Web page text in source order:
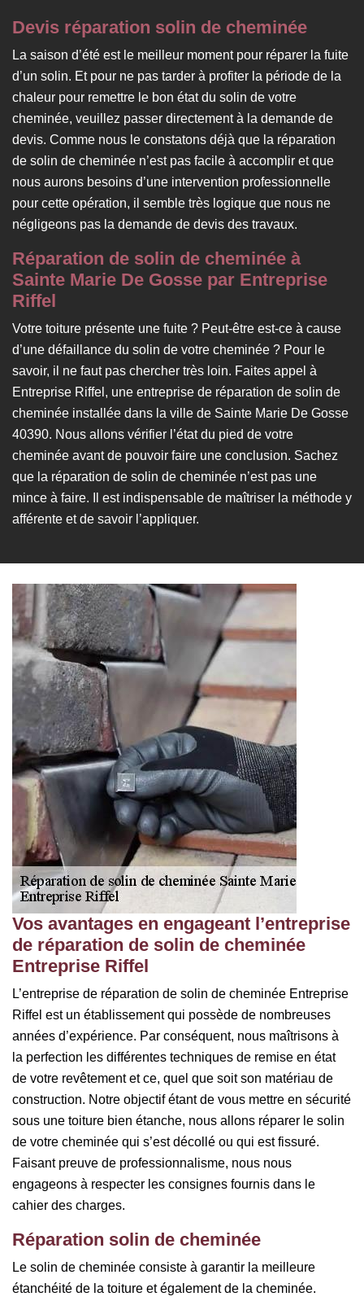
Devis réparation solin de cheminée
La saison d’été est le meilleur moment pour réparer la fuite
d’un solin. Et pour ne pas tarder à profiter la période de la
chaleur pour remettre le bon état du solin de votre
cheminée, veuillez passer directement à la demande de
devis. Comme nous le constatons déjà que la réparation
de solin de cheminée n’est pas facile à accomplir et que
nous aurons besoins d’une intervention professionnelle
pour cette opération, il semble très logique que nous ne
négligeons pas la demande de devis des travaux.
Réparation de solin de cheminée à
Sainte Marie De Gosse par Entreprise
Riffel
Votre toiture présente une fuite ? Peut-être est-ce à cause
d’une défaillance du solin de votre cheminée ? Pour le
savoir, il ne faut pas chercher très loin. Faites appel à
Entreprise Riffel, une entreprise de réparation de solin de
cheminée installée dans la ville de Sainte Marie De Gosse
40390. Nous allons vérifier l’état du pied de votre
cheminée avant de pouvoir faire une conclusion. Sachez
que la réparation de solin de cheminée n’est pas une
mince à faire. Il est indispensable de maîtriser la méthode y
afférente et de savoir l’appliquer.
Vos avantages en engageant l’entreprise
de réparation de solin de cheminée
Entreprise Riffel
L’entreprise de réparation de solin de cheminée Entreprise
Riffel est un établissement qui possède de nombreuses
années d’expérience. Par conséquent, nous maîtrisons à
la perfection les différentes techniques de remise en état
de votre revêtement et ce, quel que soit son matériau de
construction. Notre objectif étant de vous mettre en sécurité
sous une toiture bien étanche, nous allons réparer le solin
de votre cheminée qui s’est décollé ou qui est fissuré.
Faisant preuve de professionnalisme, nous nous
engageons à respecter les consignes fournis dans le
cahier des charges.
Réparation solin de cheminée
Le solin de cheminée consiste à garantir la meilleure
étanchéité de la toiture et également de la cheminée.